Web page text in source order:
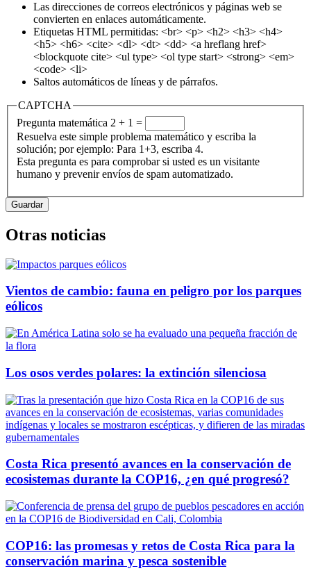
Las direcciones de correos electrónicos y páginas web se
convierten en enlaces automáticamente.
Etiquetas HTML permitidas: <br> <p> <h2> <h3> <h4>
<h5> <h6> <cite> <dl> <dt> <dd> <a hreflang href>
<blockquote cite> <ul type> <ol type start> <strong> <em>
<code> <li>
Saltos automáticos de líneas y de párrafos.
CAPTCHA
Pregunta matemática 2 + 1 =
Resuelva este simple problema matemático y escriba la
solución; por ejemplo: Para 1+3, escriba 4.
Esta pregunta es para comprobar si usted es un visitante
humano y prevenir envíos de spam automatizado.
Otras noticias
Vientos de cambio: fauna en peligro por los parques
eólicos
Los osos verdes polares: la extinción silenciosa
Costa Rica presentó avances en la conservación de
ecosistemas durante la COP16, ¿en qué progresó?
COP16: las promesas y retos de Costa Rica para la
conservación marina y pesca sostenible